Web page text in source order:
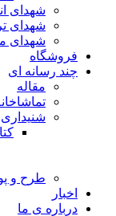
شهدای
شهدای
شهدای
فروشگاه
چند رسانه ای
مقاله
شنیداری
طرح و
اخبار
درباره ی ما